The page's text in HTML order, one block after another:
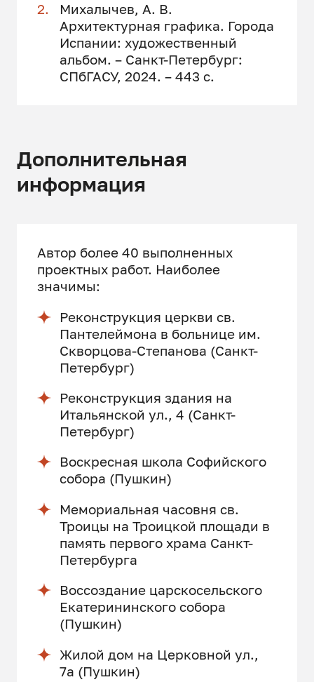
Михалычев, А. В.
Архитектурная графика. Города
Испании: художественный
альбом. – Санкт-Петербург:
СПбГАСУ, 2024. – 443 с.
Дополнительная
информация
Автор более 40 выполненных
проектных работ. Наиболее
значимы:
Реконструкция церкви св.
Пантелеймона в больнице им.
Скворцова-Степанова (Санкт-
Петербург)
Реконструкция здания на
Итальянской ул., 4 (Санкт-
Петербург)
Воскресная школа Софийского
собора (Пушкин)
Мемориальная часовня св.
Троицы на Троицкой площади в
память первого храма Санкт-
Петербурга
Воссоздание царскосельского
Екатерининского собора
(Пушкин)
Жилой дом на Церковной ул.,
7а (Пушкин)